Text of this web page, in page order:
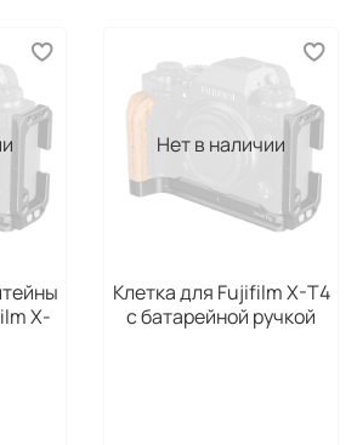
X-
Нет в наличии
Клетка для Fujifilm X-T4
с батарейной ручкой